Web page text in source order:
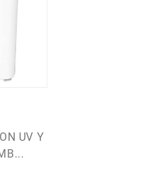
UV Y